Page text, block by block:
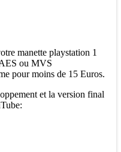
manette playstation 1
ou MVS
pour moins de 15 Euros.
et la version final